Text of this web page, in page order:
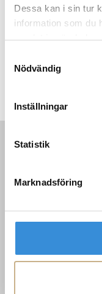
Dessa kan i sin tur
information som du
samlat in när du
Nödvändig
Inställningar
Statistik
Marknadsföring
tacksamma om
så löser vi
Startsidan
Sommarstängt